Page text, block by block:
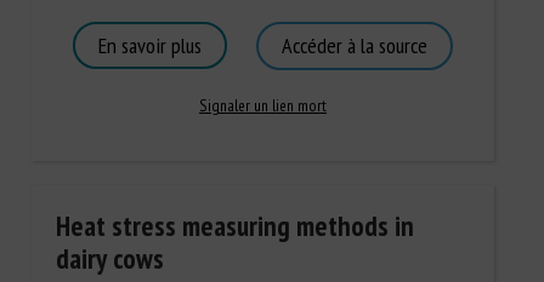
En savoir plus Accéder à la source
Signaler un lien mort
Heat stress measuring methods in
dairy cows